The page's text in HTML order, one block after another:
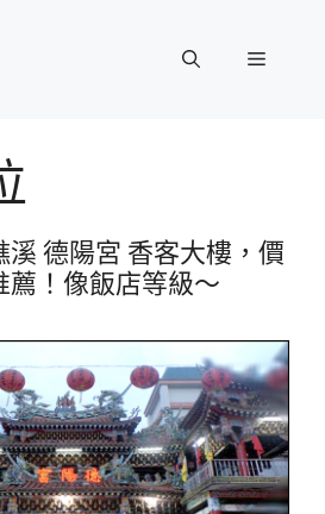
選
溪 德陽宮 香客大樓，價
薦！像飯店等級～